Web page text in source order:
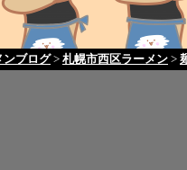
ンブログ> 札幌市西区ラーメン >